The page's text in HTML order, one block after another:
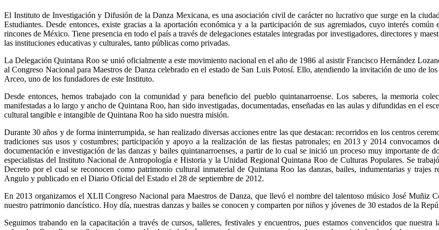
El Instituto de Investigación y Difusión de la Danza Mexicana, es una asociación civil de carácter no lucrativo que surge en la
Estudiantes. Desde entonces, existe gracias a la aportación económica y a la participación de sus agremiados, cuyo interés
rincones de México. Tiene presencia en todo el país a través de delegaciones estatales integradas por investigadores, directores y
las instituciones educativas y culturales, tanto públicas como privadas.
La Delegación Quintana Roo se unió oficialmente a este movimiento nacional en el año de 1986 al asistir Francisco Hernández
al Congreso Nacional para Maestros de Danza celebrado en el estado de San Luis Potosí. Ello, atendiendo la invitación de uno de
Arceo, uno de los fundadores de este Instituto.
Desde entonces, hemos trabajado con la comunidad y para beneficio del pueblo quintanarroense. Los saberes, la memoria
manifestadas a lo largo y ancho de Quintana Roo, han sido investigadas, documentadas, enseñadas en las aulas y difundidas en el
cultural tangible e intangible de Quintana Roo ha sido nuestra misión.
Durante 30 años y de forma ininterrumpida, se han realizado diversas acciones entre las que destacan: recorridos en los centros
tradiciones sus usos y costumbres; participación y apoyo a la realización de las fiestas patronales; en 2013 y 2014 convocamos
documentación e investigación de las danzas y bailes quintanarroenses, a partir de lo cual se inició un proceso muy importante de
especialistas del Instituto Nacional de Antropología e Historia y la Unidad Regional Quintana Roo de Culturas Populares. Se
Decreto por el cual se reconocen como patrimonio cultural inmaterial de Quintana Roo las danzas, bailes, indumentarias y
Angulo y publicado en el Diario Oficial del Estado el 28 de septiembre de 2012.
En 2013 organizamos el XLII Congreso Nacional para Maestros de Danza, que llevó el nombre del talentoso músico José Muñiz
nuestro patrimonio dancístico. Hoy día, nuestras danzas y bailes se conocen y comparten por niños y jóvenes de 30 estados de la
Seguimos trabando en la capacitación a través de cursos, talleres, festivales y encuentros, pues estamos convencidos que